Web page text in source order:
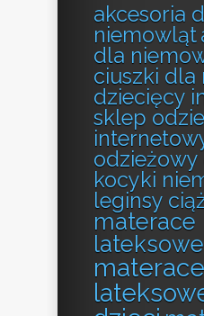
akcesoria
niemowląt
dla
ciuszki
dziecięcy
sklep
odzieżowy
kocyki
leginsy
materace
lateksowe
materace